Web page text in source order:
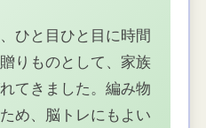
ひと目ひと目に時間
りものとして、家族
てきました。編み物
め、脳トレにもよい